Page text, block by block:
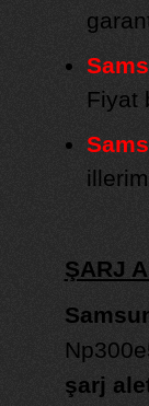
Fiyat
ŞARJ
şarj